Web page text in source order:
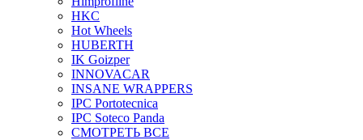
HKC
Hot Wheels
HUBERTH
IK Goizper
INNOVACAR
INSANE WRAPPERS
IPC Portotecnica
IPC Soteco Panda
СМОТРЕТЬ ВСЕ